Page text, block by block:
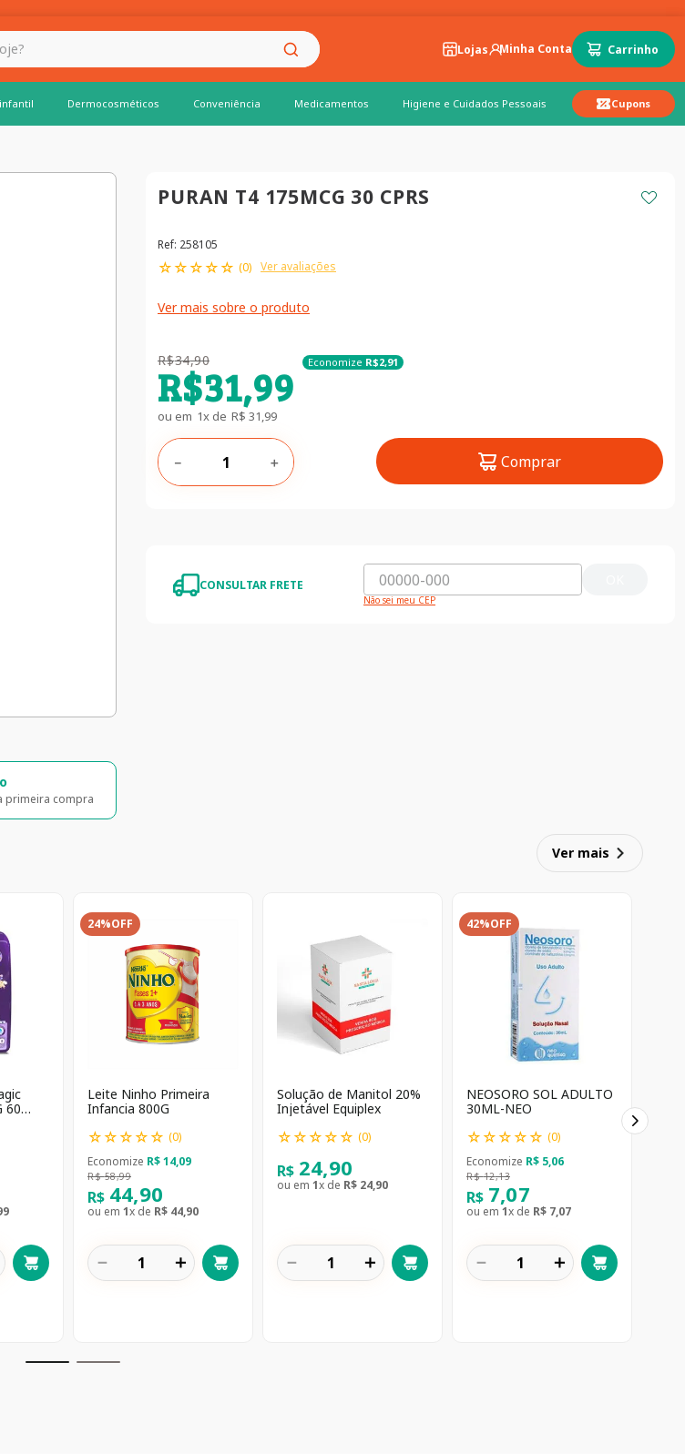
Lojas
Dermocosméticos Conveniência Medicamentos Higiene e Cuidados Pessoais Cupons
primeira compra
PURAN T4 175MCG 30 CPRS
Ref: 258105
☆☆☆☆☆ (0) Ver avaliações
Ver mais sobre o produto
R$34,90 Economize R$2,91
R$31,99
ou em 1x de R$ 31,99
＋
－ Comprar
CONSULTAR FRETE
Não sei meu CEP
Ver mais
60
24%OFF
Leite Ninho Primeira
Infancia 800G
☆☆☆☆☆ (0)
Economize R$14,09
R$ 58,99
R$ 44,90
ou em 1x de R$ 44,90
＋
－
Solução de Manitol 20%
Injetável Equiplex
☆☆☆☆☆ (0)
R$ 24,90
ou em 1x de R$ 24,90
＋
－
42%OFF
NEOSORO SOL ADULTO
30ML-NEO
☆☆☆☆☆ (0)
Economize R$ 5,06
R$ 12,13
R$ 7,07
ou em 1x de R$ 7,07
＋
－